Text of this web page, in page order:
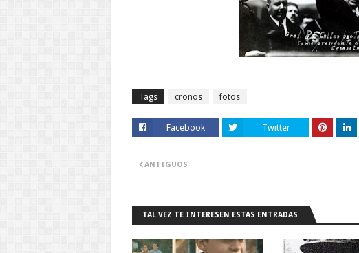
Tags cronos fotos
Facebook Twitter
ANTIGUOS
TAL VEZ TE INTERESEN ESTAS ENTRADAS